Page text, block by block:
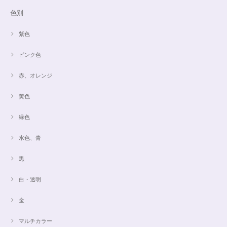
色別
紫色
ピンク色
赤、オレンジ
黄色
緑色
水色、青
黒
白・透明
金
マルチカラー